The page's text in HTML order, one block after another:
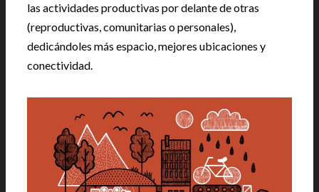
las actividades productivas por delante de otras
(reproductivas, comunitarias o personales),
dedicándoles más espacio, mejores ubicaciones y
conectividad.